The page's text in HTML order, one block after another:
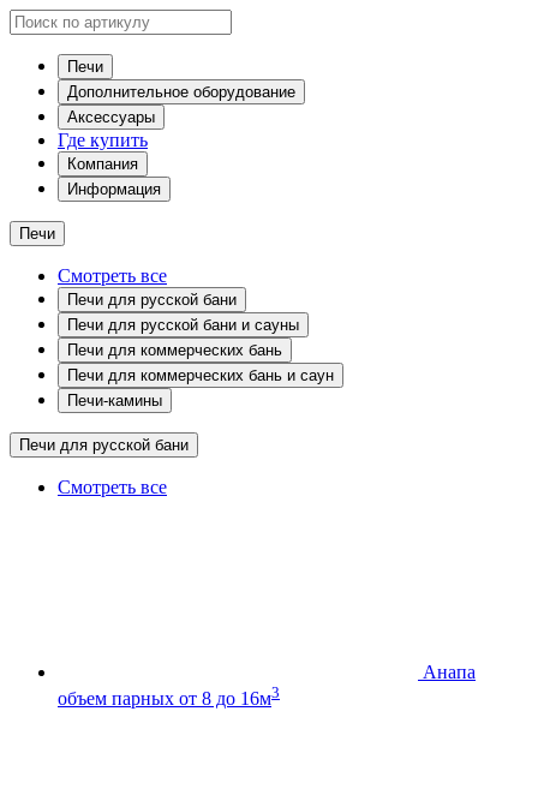
Печи
Дополнительное оборудование
Аксессуары
Где купить
Компания
Информация
Печи
Смотреть все
Печи для русской бани
Печи для русской бани и сауны
Печи для коммерческих бань
Печи для коммерческих бань и саун
Печи-камины
Печи для русской бани
Смотреть все
Анапа
объем парных от 8 до 16м3